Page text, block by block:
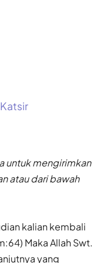
untuk mengirimkan
atau dari bawah
kalian kembali
Maka Allah Swt.
yang